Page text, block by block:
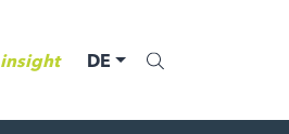
insight DE